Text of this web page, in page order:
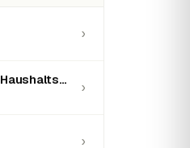
›
M&M Gebäudereinigung Haushaltsaufloesung Haushaltsauflösung Wohnungsauflösung Entrümpelung Tatortreinigung ›
›